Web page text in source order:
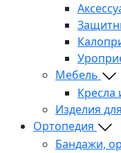
Мебель
Кресла
Изделия
Ортопедия
Бандажи,